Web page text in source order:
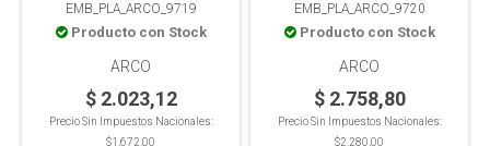
EMB_PLA_ARCO_9719
Producto con Stock
ARCO
$ 2.023,12
Precio Sin Impuestos Nacionales:
$1.672,00
EMB_PLA_ARCO_9720
Producto con Stock
ARCO
$ 2.758,80
Precio Sin Impuestos Nacionales:
$2.280,00